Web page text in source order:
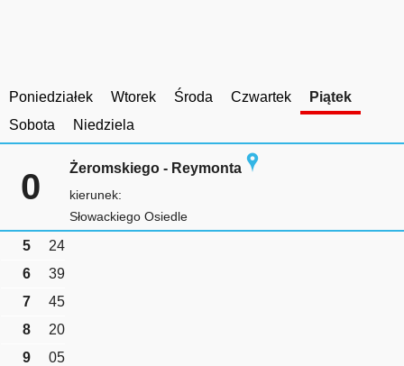
Poniedziałek Wtorek Środa Czwartek
Piątek
Sobota
Niedziela
0 Żeromskiego - Reymonta
kierunek:
Słowackiego Osiedle
5
24
6
39
7
45
8
20
9
05